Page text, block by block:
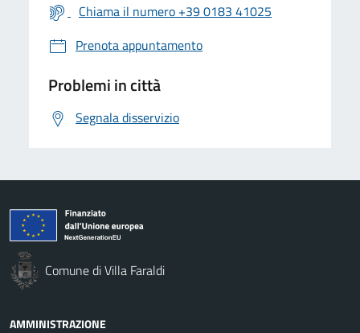
Chiama il numero +39 0183 41025
Prenota appuntamento
Problemi in città
Segnala disservizio
Comune di Villa Faraldi
AMMINISTRAZIONE